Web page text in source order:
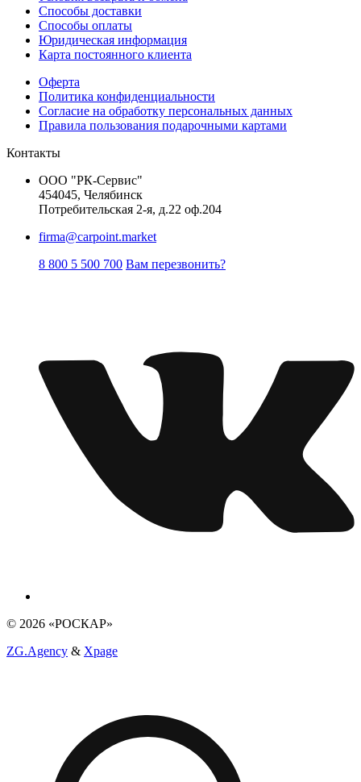
Способы доставки
Способы оплаты
Юридическая информация
Карта постоянного клиента
Оферта
Политика конфиденциальности
Согласие на обработку персональных данных
Правила пользования подарочными картами
Контакты
ООО "РК-Сервис"
454045, Челябинск
Потребительская 2-я, д.22 оф.204
firma@carpoint.market
8 800 5 500 700 Вам перезвонить?
© 2026 «РОСКАР»
ZG.Agency & Xpage